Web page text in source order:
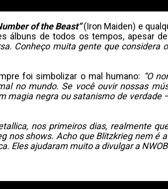
of the Beast”(Iron Maiden) e
álbuns de todos os tempos, apesar
Conheço muita gente que considera
foi simbolizar o mal humano: “O
no mundo. Se você ouvir nossas
magia negra ou satanismo de verdade
nos primeiros dias, realmente
nos shows. Acho que Blitzkrieg nem é
Eles ajudaram muito a divulgar a